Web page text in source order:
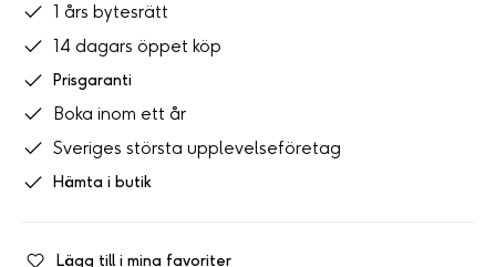
1 års bytesrätt
14 dagars öppet köp
Prisgaranti
Boka inom ett år
Sveriges största upplevelseföretag
Hämta i butik
Lägg till i mina favoriter